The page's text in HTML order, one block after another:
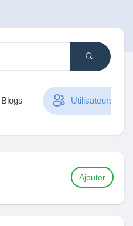
Blogs Utilisateurs
Ajouter